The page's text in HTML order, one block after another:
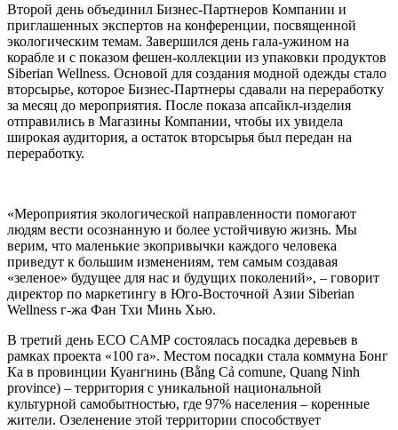
Второй день объединил Бизнес-Партнеров Компании и
приглашенных экспертов на конференции, посвященной
экологическим темам. Завершился день гала-ужином на
корабле и с показом фешен-коллекции из упаковки продуктов
Siberian Wellness. Основой для создания модной одежды стало
вторсырье, которое Бизнес-Партнеры сдавали на переработку
за месяц до мероприятия. После показа апсайкл-изделия
отправились в Магазины Компании, чтобы их увидела
широкая аудитория, а остаток вторсырья был передан на
переработку.
«Мероприятия экологической направленности помогают
людям вести осознанную и более устойчивую жизнь. Мы
верим, что маленькие экопривычки каждого человека
приведут к большим изменениям, тем самым создавая
«зеленое» будущее для нас и будущих поколений», – говорит
директор по маркетингу в Юго-Восточной Азии Siberian
Wellness г-жа Фан Тхи Минь Хью.
В третий день ECO CAMP состоялась посадка деревьев в
рамках проекта «100 га». Местом посадки стала коммуна Бонг
Ка в провинции Куангнинь (Bằng Cả comune, Quang Ninh
province) – территория с уникальной национальной
культурной самобытностью, где 97% населения – коренные
жители. Озеленение этой территории способствует